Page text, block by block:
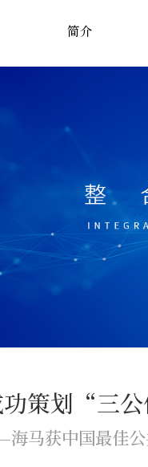
简介
策划“三公
马获中国最佳公